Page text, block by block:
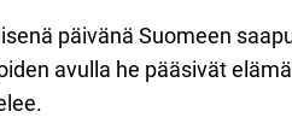
päivänä Suomeen
avulla he pääsivät